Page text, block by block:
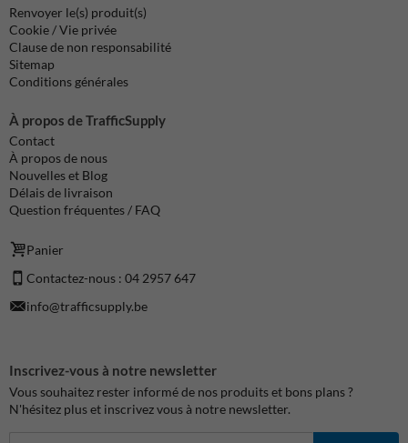
Renvoyer le(s) produit(s)
Cookie / Vie privée
Clause de non responsabilité
Sitemap
Conditions générales
À propos de TrafficSupply
Contact
À propos de nous
Nouvelles et Blog
Délais de livraison
Question fréquentes / FAQ
Panier
Contactez-nous : 04 2957 647
info@trafficsupply.be
Inscrivez-vous à notre newsletter
Vous souhaitez rester informé de nos produits et bons plans ?
N'hésitez plus et inscrivez vous à notre newsletter.